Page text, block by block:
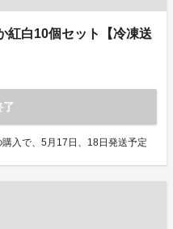
紅白10個セット【冷凍送
了
入で、5月17日、18日発送予定